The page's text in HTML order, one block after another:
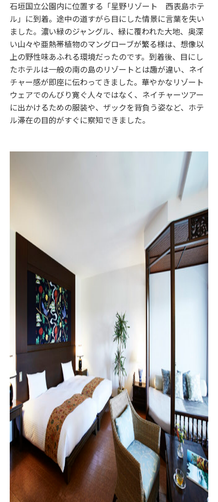
石垣国立公園内に位置する「星野リゾート 西表島ホテ
ル」に到着。途中の道すがら目にした情景に言葉を失い
ました。濃い緑のジャングル、緑に覆われた大地、奥深
い山々や亜熱帯植物のマングローブが繁る様は、想像以
上の野性味あふれる環境だったのです。到着後、目にし
たホテルは一般の南の島のリゾートとは趣が違い、ネイ
チャー感が即座に伝わってきました。華やかなリゾート
ウェアでのんびり寛ぐ人々ではなく、ネイチャーツアー
に出かけるための服装や、ザックを背負う姿など、ホテ
ル滞在の目的がすぐに察知できました。